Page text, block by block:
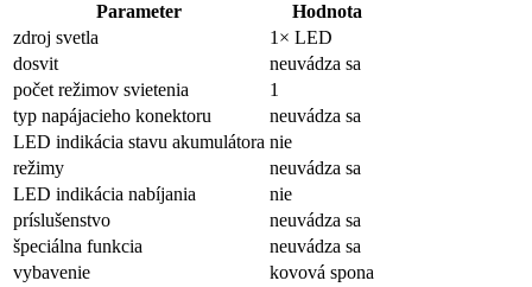
Parameter
Hodnota
zdroj svetla
1× LED
dosvit
neuvádza sa
počet režimov svietenia
1
typ napájacieho konektoru
neuvádza sa
LED indikácia stavu akumulátora nie
režimy
neuvádza sa
LED indikácia nabíjania
nie
príslušenstvo
neuvádza sa
špeciálna funkcia
neuvádza sa
vybavenie
kovová spona